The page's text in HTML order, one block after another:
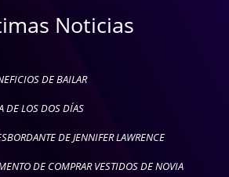
Noticias
DE BAILAR
DE LOS DOS DÍAS
DE JENNIFER LAWRENCE
DE COMPRAR VESTIDOS DE NOVIA